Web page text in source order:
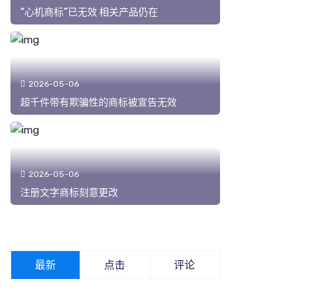
“心机商标”已无效 相关产品仍在
2026-05-06
超千件带有欺骗性的商标被宣告无效
2026-05-06
注册文字商标刻意更改
最新 点击 评论